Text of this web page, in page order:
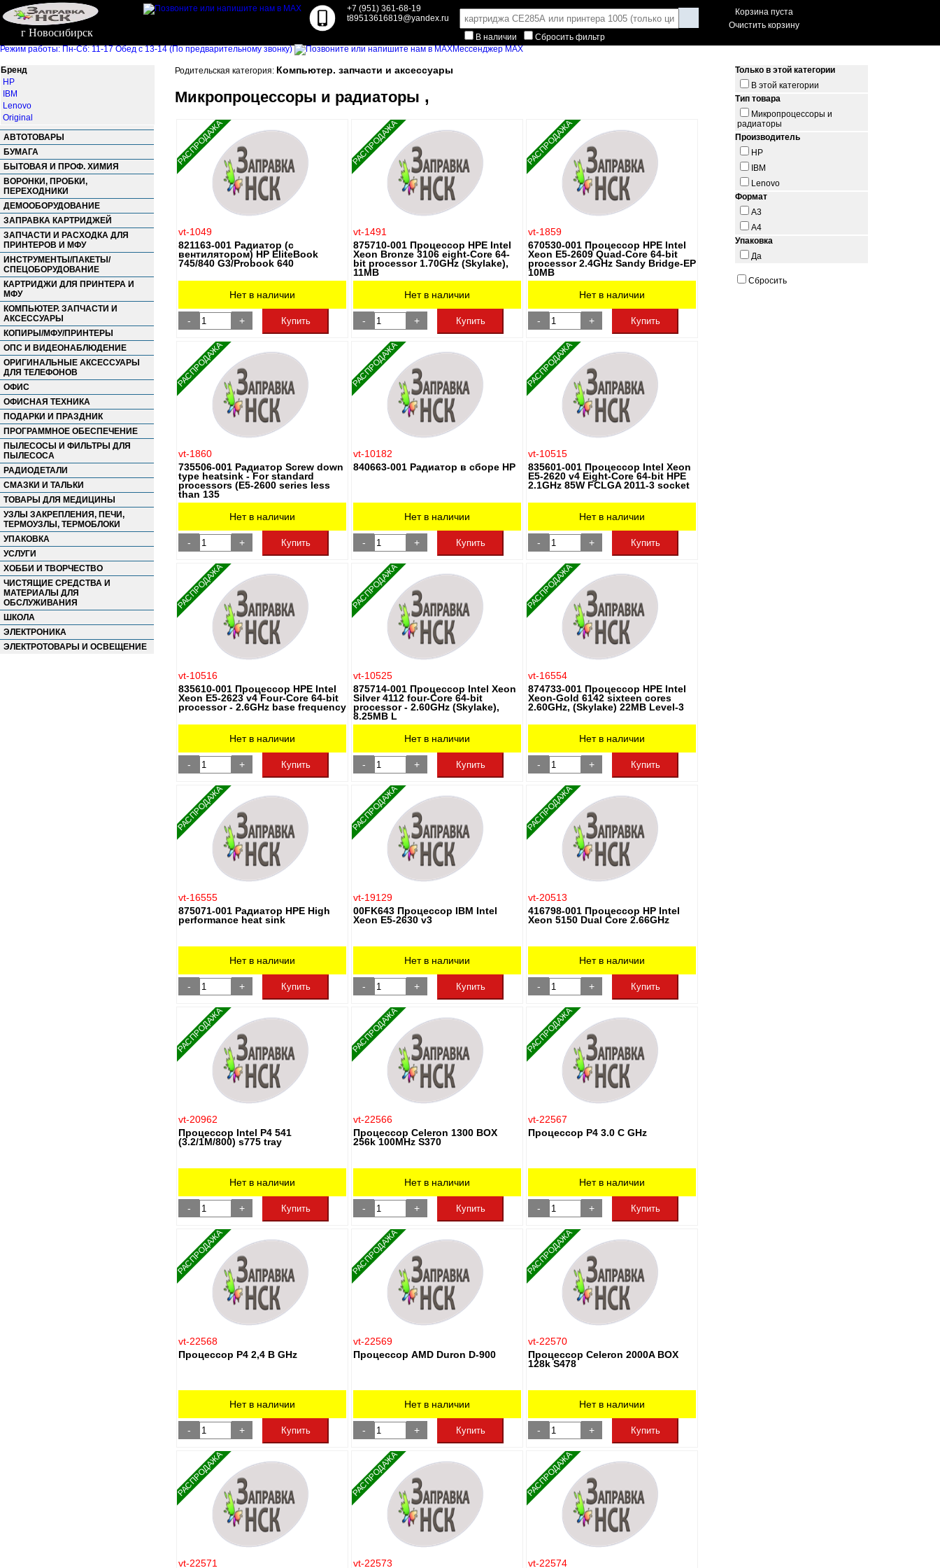
г Новосибирск
+7 (951) 361-68-19
t89513616819@yandex.ru
В наличии
Сбросить фильтр
Корзина пуста
Очистить корзину
Режим работы: Пн-Сб: 11-17 Обед с 13-14 (По предварительному звонку) Мессенджер MAX
Бренд
HP
IBM
Lenovo
Original
АВТОТОВАРЫ
БУМАГА
БЫТОВАЯ И ПРОФ. ХИМИЯ
ВОРОНКИ, ПРОБКИ,
ПЕРЕХОДНИКИ
ДЕМООБОРУДОВАНИЕ
ЗАПРАВКА КАРТРИДЖЕЙ
ЗАПЧАСТИ И РАСХОДКА ДЛЯ
ПРИНТЕРОВ И МФУ
ИНСТРУМЕНТЫ/ПАКЕТЫ/
СПЕЦОБОРУДОВАНИЕ
КАРТРИДЖИ ДЛЯ ПРИНТЕРА И
МФУ
КОМПЬЮТЕР. ЗАПЧАСТИ И
АКСЕССУАРЫ
КОПИРЫ/МФУ/ПРИНТЕРЫ
ОПС И ВИДЕОНАБЛЮДЕНИЕ
ОРИГИНАЛЬНЫЕ АКСЕССУАРЫ
ДЛЯ ТЕЛЕФОНОВ
ОФИС
ОФИСНАЯ ТЕХНИКА
ПОДАРКИ И ПРАЗДНИК
ПРОГРАММНОЕ ОБЕСПЕЧЕНИЕ
ПЫЛЕСОСЫ И ФИЛЬТРЫ ДЛЯ
ПЫЛЕСОСА
РАДИОДЕТАЛИ
СМАЗКИ И ТАЛЬКИ
ТОВАРЫ ДЛЯ МЕДИЦИНЫ
УЗЛЫ ЗАКРЕПЛЕНИЯ, ПЕЧИ,
ТЕРМОУЗЛЫ, ТЕРМОБЛОКИ
УПАКОВКА
УСЛУГИ
ХОББИ И ТВОРЧЕСТВО
ЧИСТЯЩИЕ СРЕДСТВА И
МАТЕРИАЛЫ ДЛЯ
ОБСЛУЖИВАНИЯ
ШКОЛА
ЭЛЕКТРОНИКА
ЭЛЕКТРОТОВАРЫ И ОСВЕЩЕНИЕ
Родительская категория: Компьютер. запчасти и аксессуары
Микропроцессоры и радиаторы ,
РАСПРОДАЖА
vt-1049
821163-001 Радиатор (с
вентилятором) HP EliteBook
745/840 G3/Probook 640
Нет в наличии
- + Купить
РАСПРОДАЖА
vt-1491
875710-001 Процессор HPE Intel
Xeon Bronze 3106 eight-Core 64-
bit processor 1.70GHz (Skylake),
11MB
Нет в наличии
- + Купить
РАСПРОДАЖА
vt-1859
670530-001 Процессор HPE Intel
Xeon E5-2609 Quad-Core 64-bit
processor 2.4GHz Sandy Bridge-EP
10MB
Нет в наличии
- + Купить
РАСПРОДАЖА
vt-1860
735506-001 Радиатор Screw down
type heatsink - For standard
processors (E5-2600 series less
than 135
Нет в наличии
- + Купить
РАСПРОДАЖА
vt-10182
840663-001 Радиатор в сборе HP
Нет в наличии
- + Купить
РАСПРОДАЖА
vt-10515
835601-001 Процессор Intel Xeon
E5-2620 v4 Eight-Core 64-bit HPE
2.1GHz 85W FCLGA 2011-3 socket
Нет в наличии
- + Купить
РАСПРОДАЖА
vt-10516
835610-001 Процессор HPE Intel
Xeon E5-2623 v4 Four-Core 64-bit
processor - 2.6GHz base frequency
Нет в наличии
- + Купить
РАСПРОДАЖА
vt-10525
875714-001 Процессор Intel Xeon
Silver 4112 four-Core 64-bit
processor - 2.60GHz (Skylake),
8.25MB L
Нет в наличии
- + Купить
РАСПРОДАЖА
vt-16554
874733-001 Процессор HPE Intel
Xeon-Gold 6142 sixteen cores
2.60GHz, (Skylake) 22MB Level-3
Нет в наличии
- + Купить
РАСПРОДАЖА
vt-16555
875071-001 Радиатор HPE High
performance heat sink
Нет в наличии
- + Купить
РАСПРОДАЖА
vt-19129
00FK643 Процессор IBM Intel
Xeon E5-2630 v3
Нет в наличии
- + Купить
РАСПРОДАЖА
vt-20513
416798-001 Процессор HP Intel
Xeon 5150 Dual Core 2.66GHz
Нет в наличии
- + Купить
РАСПРОДАЖА
vt-20962
Процессор Intel P4 541
(3.2/1M/800) s775 tray
Нет в наличии
- + Купить
РАСПРОДАЖА
vt-22566
Процессор Celeron 1300 BOX
256k 100MHz S370
Нет в наличии
- + Купить
РАСПРОДАЖА
vt-22567
Процессор Р4 3.0 C GHz
Нет в наличии
- + Купить
РАСПРОДАЖА
vt-22568
Процессор Р4 2,4 B GHz
Нет в наличии
- + Купить
РАСПРОДАЖА
vt-22569
Процессор AMD Duron D-900
Нет в наличии
- + Купить
РАСПРОДАЖА
vt-22570
Процессор Celeron 2000A BOX
128k S478
Нет в наличии
- + Купить
РАСПРОДАЖА
vt-22571
РАСПРОДАЖА
vt-22573
РАСПРОДАЖА
vt-22574
Только в этой категории
В этой категории
Тип товара
Микропроцессоры и
радиаторы
Производитель
HP
IBM
Lenovo
Формат
A3
A4
Упаковка
Да
Сбросить